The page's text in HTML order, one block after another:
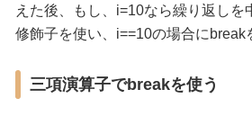
えた後、もし、i=10なら繰り返しを
修飾子を使い、i==10の場合にbreak
三項演算子でbreakを使う